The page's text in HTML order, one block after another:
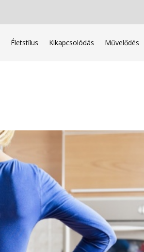
Életstílus Kikapcsolódás Művelődés